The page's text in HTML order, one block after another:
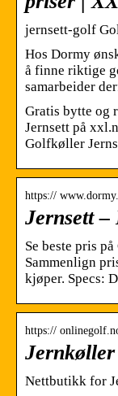
jernsett-golf
Hos Dormy
å finne riktige
samarbeider
Gratis bytte og
Jernsett på
Golfkøller
https://
Jernsett –
Se beste pris
Sammenlign
kjøper. Specs:
https://
Nettbutikk for